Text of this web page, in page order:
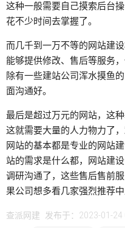
这种一般需要自己摸索后台
花不少时间去掌握了。
而几千到一万不等的网站建
能够提供修改、售后等服务
除有一些建站公司浑水摸鱼
面沟通好。
最后是超过万元的网站，这
这就需要大量的人力物力了
网站的基本都是专业的网站
站的需求是什么都，网站建
调研沟通了，这些售后售前
果公司想多看几家强烈推荐中
查派网建
发布于：2023-01-24